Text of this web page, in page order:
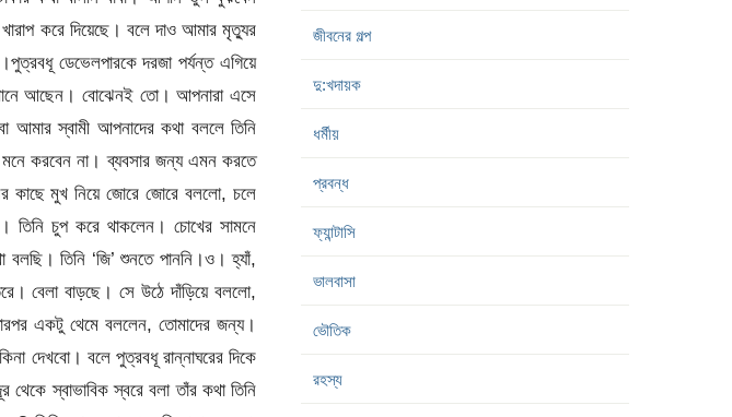
জীবনের গল্প
দু:খদায়ক
ধর্মীয়
প্রবন্ধ
ফ্যান্টাসি
ভালবাসা
ভৌতিক
রহস্য